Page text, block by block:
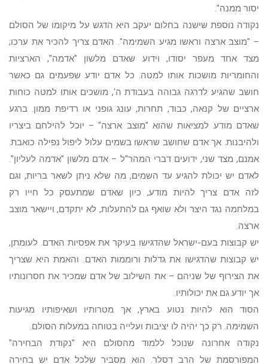
יסור ממנה".
נקודה נוספת שישנה בחלום יעקב היא הדגש על מיקומו של הסולם
– "מוצב ארצה וראשו מגיע השמימה". האדם צריך להכיר את ערכו;
מצד אחד מעפר יסודו, וידוע שאדם מלשון "אדמה", הארציות
והחומריות מושכות אותו למטה. כל אדם יודע שפעמים גם כאשר
חושב שהגיע לדרגה גבוהה בעבודת ה', מושכים אותו למטה כוחות
ארציים של קנאה, כבוד, תחרות, עונג גופני או רדיפת ממון. ברגע
שאדם מודע למציאות שהוא "מוצב ארצה" – יוכל להילחם ביצריו
ולהיבנות. אך אדם שחושב שראשו בשמים עלול ליפול נפילה כואבת.
אמנם, מצד שני, ידועים דברי המהר"ל – אדם מלשון "אדמה לעליון".
לאדם יש יכולת להגיע עד השמים, מה שלא ניתן לשאר בריות, וגם
לזה אדם צריך להיות מודע, כיון שאדם שמתעסק כל חייו רק
במלחמה נגד היצר ולא שואף גם להתעלות, לא יתקדם, ויישאר מוצב
ארצה.
יש קבוצות בעם-ישראל שהדגישו בעיקר את אפסיות האדם. לעומתן,
יש קבוצות שהדגישו את גדלות ורוממות האדם. והאמת היא שצריך
את הצירוף של שניהם – את השילוב של אדם שמכיר את חסרונותיו
אך יודע גם את יכולותיו.
הסוד הוא להיות נטוע בארץ, אך מטרותיו ושאיפותיו מגיעות
השמימה. רק כך יהיה לו יציבות ועלייה בטוחה במעלות הסולם.
נקודה אחרונה שנוכל ללמוד מהסולם היא "נקודת הבחירה"
המפורסמת של הרב דסלר. הוא מסביר שלכל אדם יש בחירה